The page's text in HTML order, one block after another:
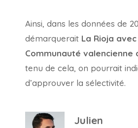
Ainsi, dans les données de
démarquerait La Rioja
Communauté valencienne
tenu de cela, on pourrait
d’approuver la sélectivité.
Julien